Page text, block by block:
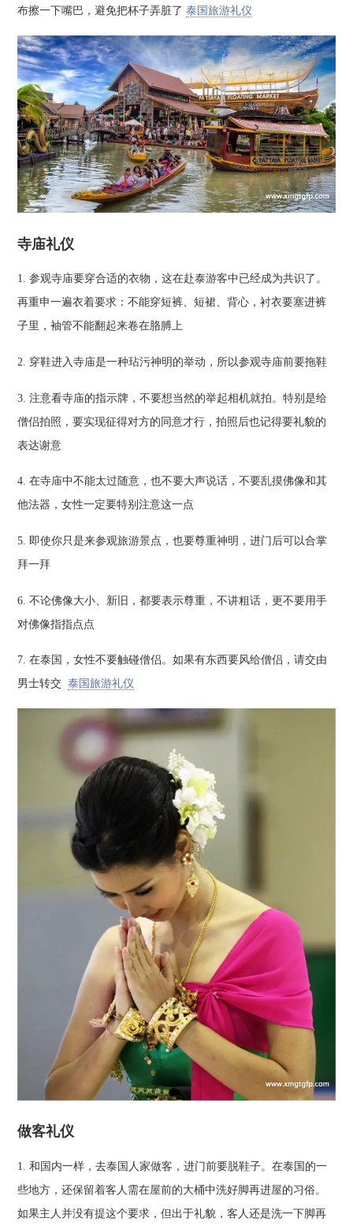
布擦一下嘴巴，避免把杯子弄脏了泰国旅游礼仪
寺庙礼仪
1. 参观寺庙要穿合适的衣物，这在赴泰游客中已经成为共识了。
再重申一遍衣着要求：不能穿短裤、短裙、背心，衬衣要塞进裤
子里，袖管不能翻起来卷在胳膊上
2. 穿鞋进入寺庙是一种玷污神明的举动，所以参观寺庙前要拖鞋
3. 注意看寺庙的指示牌，不要想当然的举起相机就拍。特别是给
僧侣拍照，要实现征得对方的同意才行，拍照后也记得要礼貌的
表达谢意
4. 在寺庙中不能太过随意，也不要大声说话，不要乱摸佛像和其
他法器，女性一定要特别注意这一点
5. 即使你只是来参观旅游景点，也要尊重神明，进门后可以合掌
拜一拜
6. 不论佛像大小、新旧，都要表示尊重，不讲粗话，更不要用手
对佛像指指点点
7. 在泰国，女性不要触碰僧侣。如果有东西要风给僧侣，请交由
男士转交 泰国旅游礼仪
做客礼仪
1. 和国内一样，去泰国人家做客，进门前要脱鞋子。在泰国的一
些地方，还保留着客人需在屋前的大桶中洗好脚再进屋的习俗。
如果主人并没有提这个要求，但出于礼貌，客人还是洗一下脚再